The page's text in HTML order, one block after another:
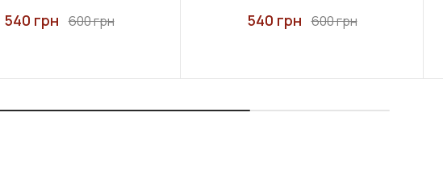
540 грн 600 грн 540 грн 600 грн